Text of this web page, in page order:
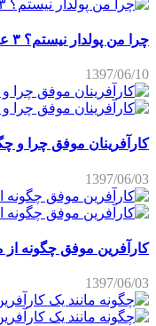
چرا من پولدار نیستم؟ ۳ عادت اشتباه مانع پولدار شدن
1397/06/10
کارآفرینان موفق چرا و
1397/06/03
کارآفرین موفق چگونه از
1397/06/03